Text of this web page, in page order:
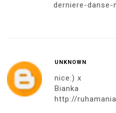
derniere-
UNKNOWN
nice:) x
Bianka
http://